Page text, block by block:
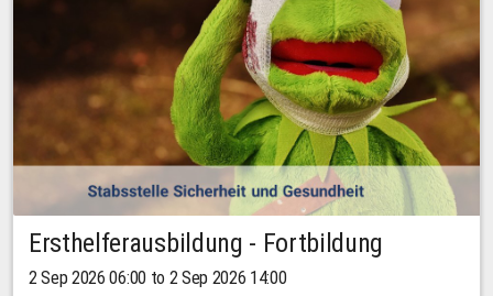
Ersthelferausbildung - Fortbildung
2 Sep 2026 06:00 to 2 Sep 2026 14:00